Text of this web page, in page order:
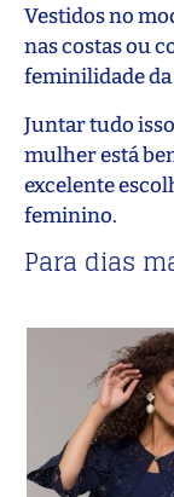
Vestidos no
nas costas ou
feminilidade
Juntar tudo
mulher está
excelente
feminino.
Para dias